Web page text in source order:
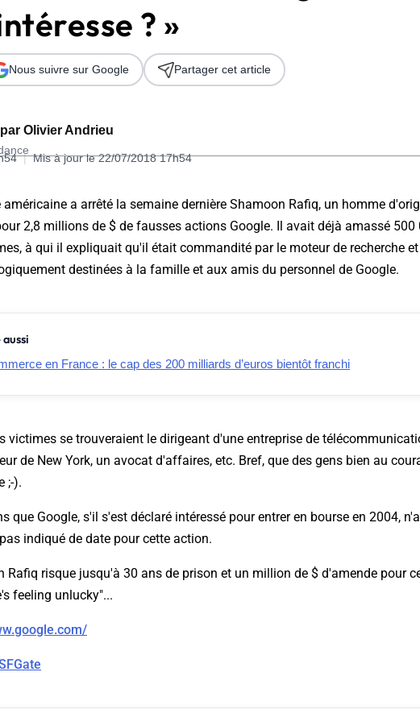
2026
? »
Olivier Andrieu
| Mis à jour le 22/07/2018 17h54
Nous suivre sur Google Partager cet article
américaine a arrêté la semaine dernière Shamoon Rafiq, un homme
2,8 millions de $ de fausses actions Google. Il avait déjà amassé 500
à qui il expliquait qu'il était commandité par le moteur de recherche
destinées à la famille et aux amis du personnel de Google.
en France : le cap des 200 milliards d’euros bientôt franchi
victimes se trouveraient le dirigeant d'une entreprise de
de New York, un avocat d'affaires, etc. Bref, que des gens bien au
;-).
que Google, s'il s'est déclaré intéressé pour entrer en bourse en 2004,
indiqué de date pour cette action.
Rafiq risque jusqu'à 30 ans de prison et un million de $ d'amende pour
feeling unlucky"...